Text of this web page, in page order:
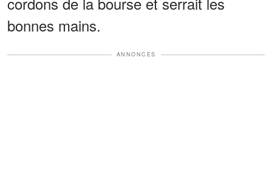
bonnes mains.
ANNONCES